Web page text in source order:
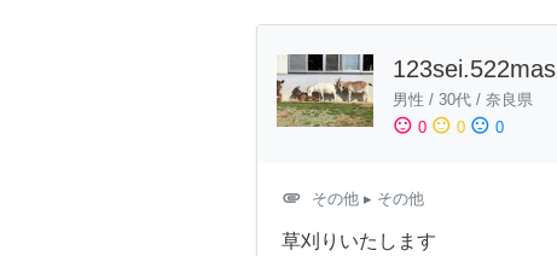
男性 / 30代 / 奈良県
sentiment_satisfied 0 sentiment_neutral 0 sentiment_dissatisfied 0
attachment その他 ▸ その他
草刈りいたします